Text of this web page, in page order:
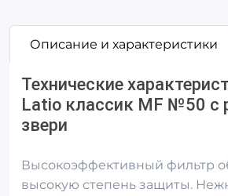
Описание и характеристики
Технические
Latio классик МF №50 с
звери
Высокоэффективный фильтр
высокую степень защиты.